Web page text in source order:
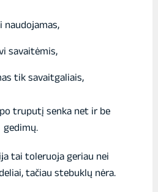
naudojamas,
savaitėmis,
tik savaitgaliais,
truputį senka net ir be
gedimų.
tai toleruoja geriau nei
tačiau stebuklų nėra.